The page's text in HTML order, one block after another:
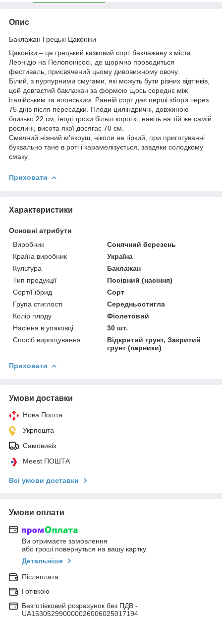
Опис
Баклажан Грецькі Цаконіки
Цаконіки – це грецький казковий сорт баклажану з міста
Леонідіо на Пелопонісосі, де щорічно проводиться
фестиваль, присвячений цьому дивовижному овочу.
Білий, з пурпурними смугами, які можуть бути різних відтінків,
цей довгастий баклажан за формою щось середнє між
італійським та японським. Ранній сорт дає перші збори через
75 днів після пересадки. Плоди циліндричні, довжиною
близько 22 см, іноді трохи більш короткі, навіть на тій же самій
рослині, висота якої досягає 70 см.
Смачний ніжний м'якоуш, ніколи не гіркий, при приготуванні
буквально тане в роті і карамелізується, завдяки солодкому
смаку.
Приховати
Характеристики
Основні атрибути
Виробник
Сонячний березень
Країна виробник
Україна
Культура
Баклажан
Тип продукції
Посівний (насіння)
Сорт/Гібрид
Сорт
Група стиглості
Середньостигла
Колір плоду
Фіолетовий
Насіння в упаковці
30 шт.
Спосіб вирощування
Відкритий грунт, Закритий
грунт (парники)
Приховати
Умови доставки
Нова Пошта
Укрпошта
Самовивіз
Meest ПОШТА
Всі умови доставки
Умови оплати
Ви отримаєте замовлення
або гроші повернуться на вашу картку
Детальніше
Післяплата
Готівкою
Безготівковий розрахунок без ПДВ -
UA153052990000026006025017194